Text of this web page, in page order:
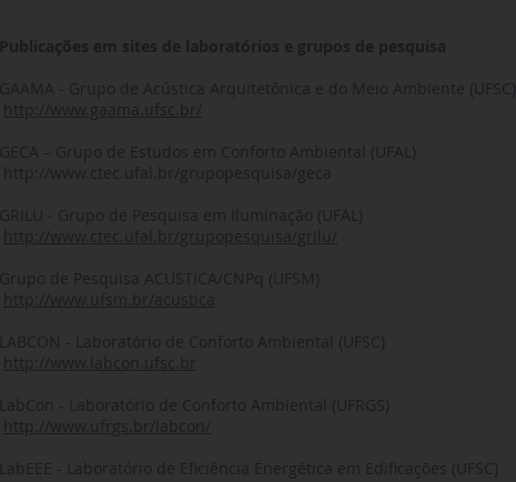
Publicações em sites de laboratórios e grupos de pesquisa
GAAMA - Grupo de Acústica Arquitetônica e do Meio Ambiente (UFSC)
http://www.gaama.ufsc.br/
GECA – Grupo de Estudos em Conforto Ambiental (UFAL)
http://www.ctec.ufal.br/grupopesquisa/geca
GRILU - Grupo de Pesquisa em Iluminação (UFAL)
http://www.ctec.ufal.br/grupopesquisa/grilu/
Grupo de Pesquisa ACUSTICA/CNPq (UFSM)
http://www.ufsm.br/acustica
LABCON - Laboratório de Conforto Ambiental (UFSC)
http://www.labcon.ufsc.br
LabCon - Laboratório de Conforto Ambiental (UFRGS)
http://www.ufrgs.br/labcon/
LabEEE - Laboratório de Eficiência Energética em Edificações (UFSC)